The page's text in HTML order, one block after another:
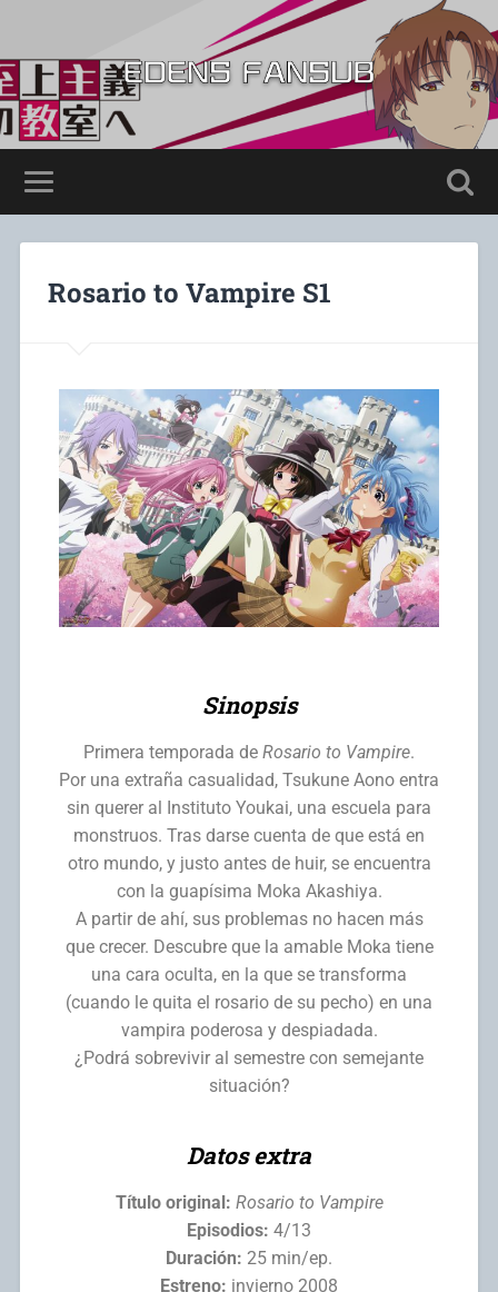
Rosario to Vampire S1
Sinopsis
Primera temporada de Rosario to Vampire.
Por una extraña casualidad, Tsukune Aono entra
sin querer al Instituto Youkai, una escuela para
monstruos. Tras darse cuenta de que está en
otro mundo, y justo antes de huir, se encuentra
con la guapísima Moka Akashiya.
A partir de ahí, sus problemas no hacen más
que crecer. Descubre que la amable Moka tiene
una cara oculta, en la que se transforma
(cuando le quita el rosario de su pecho) en una
vampira poderosa y despiadada.
¿Podrá sobrevivir al semestre con semejante
situación?
Datos extra
Título original: Rosario to Vampire
Episodios: 4/13
Duración: 25 min/ep.
Estreno: invierno 2008